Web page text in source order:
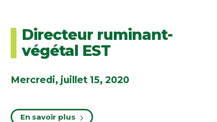
Directeur ruminant-
végétal EST
Mercredi, juillet 15, 2020
En savoir plus